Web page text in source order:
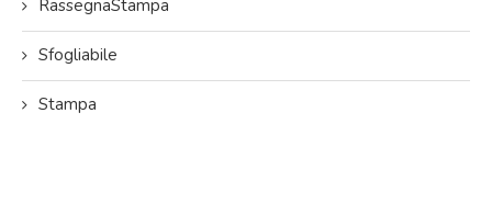
RassegnaStampa
Sfogliabile
Stampa